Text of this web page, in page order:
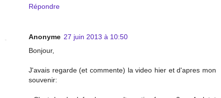
Répondre
Anonyme 27 juin 2013 à 10:50
Bonjour,
J'avais regarde (et commente) la video hier et d'apres mon
souvenir: